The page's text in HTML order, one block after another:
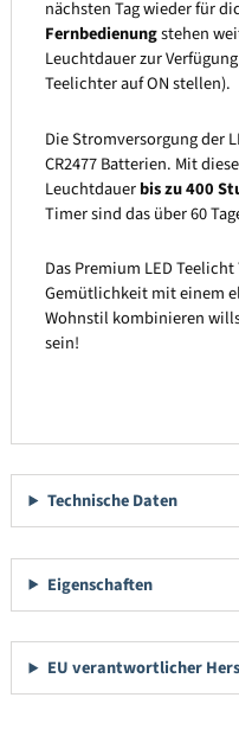
nächsten Tag wieder für
Fernbedienungstehen
Leuchtdauer zur
Teelichter auf ON stellen).
Die Stromversorgung der
CR2477 Batterien. Mit
Leuchtdauerbis zu 400
Timer sind das über 60
Das Premium LED
Gemütlichkeit mit einem
Wohnstil kombinieren
sein!
Technische Daten
Eigenschaften
EU verantwortlicher